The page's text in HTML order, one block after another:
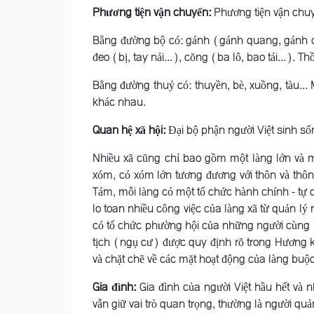
Phương tiện vận chuyển:Phương tiện vận
Bằng đường bộ có: gánh (gánh quang,
đeo (bị, tay nải...), cõng (ba lô, bao tải...).
Bằng đường thuỷ có: thuyền, bè, xuồng,
khác nhau.
Quan hệ xã hội:Ðại bộ phận người Việt sinh
Nhiều xã cũng chỉ bao gồm một làng lớn và
xóm, có xóm lớn tương đương với thôn và
Tám, mỗi làng có một tổ chức hành chính - tự
lo toan nhiều công việc của làng xã từ quản
có tổ chức phường hội của những người
tịch (ngụ cư) được quy định rõ trong Hương
và chặt chẽ về các mặt hoạt động của làng
Gia đình:Gia đình của người Việt hầu hết
vẫn giữ vai trò quan trọng, thường là người